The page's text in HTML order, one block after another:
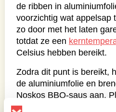
de ribben in
voorzichtig wat appelsap
zo door met het laten
totdat ze een
Celsius hebben bereikt.
Zodra dit punt is bereikt,
de aluminiumfolie en
Noskos BBQ-saus aan.
eens 30 tot 60 minuten